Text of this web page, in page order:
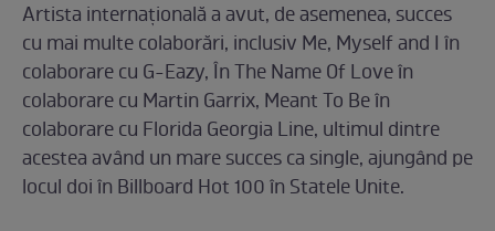
Artista internațională a avut, de asemenea, succes
cu mai multe colaborări, inclusiv Me, Myself and I în
colaborare cu G-Eazy, În The Name Of Love în
colaborare cu Martin Garrix, Meant To Be în
colaborare cu Florida Georgia Line, ultimul dintre
acestea având un mare succes ca single, ajungând pe
locul doi în Billboard Hot 100 în Statele Unite.